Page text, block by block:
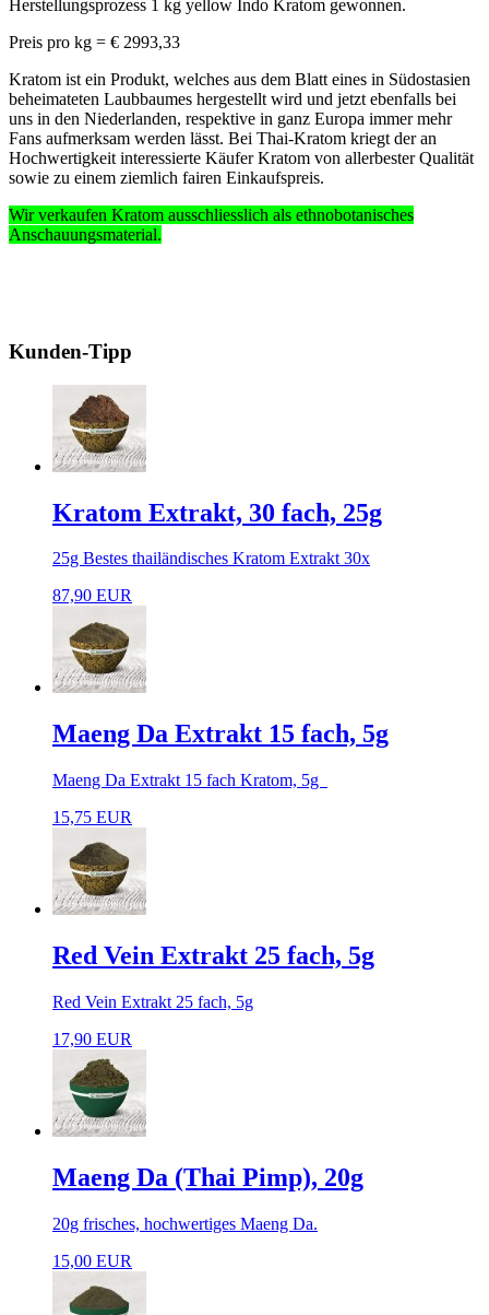
Herstellungsprozess 1 kg yellow Indo Kratom gewonnen.
Preis pro kg = € 2993,33
Kratom ist ein Produkt, welches aus dem Blatt eines in Südostasien
beheimateten Laubbaumes hergestellt wird und jetzt ebenfalls bei
uns in den Niederlanden, respektive in ganz Europa immer mehr
Fans aufmerksam werden lässt. Bei Thai-Kratom kriegt der an
Hochwertigkeit interessierte Käufer Kratom von allerbester Qualität
sowie zu einem ziemlich fairen Einkaufspreis.
Wir verkaufen Kratom ausschliesslich als ethnobotanisches
Anschauungsmaterial.
Kunden-Tipp
Kratom Extrakt, 30 fach, 25g
25g Bestes thailändisches Kratom Extrakt 30x
87,90 EUR
Maeng Da Extrakt 15 fach, 5g
Maeng Da Extrakt 15 fach Kratom, 5g
15,75 EUR
Red Vein Extrakt 25 fach, 5g
Red Vein Extrakt 25 fach, 5g
17,90 EUR
Maeng Da (Thai Pimp), 20g
20g frisches, hochwertiges Maeng Da.
15,00 EUR